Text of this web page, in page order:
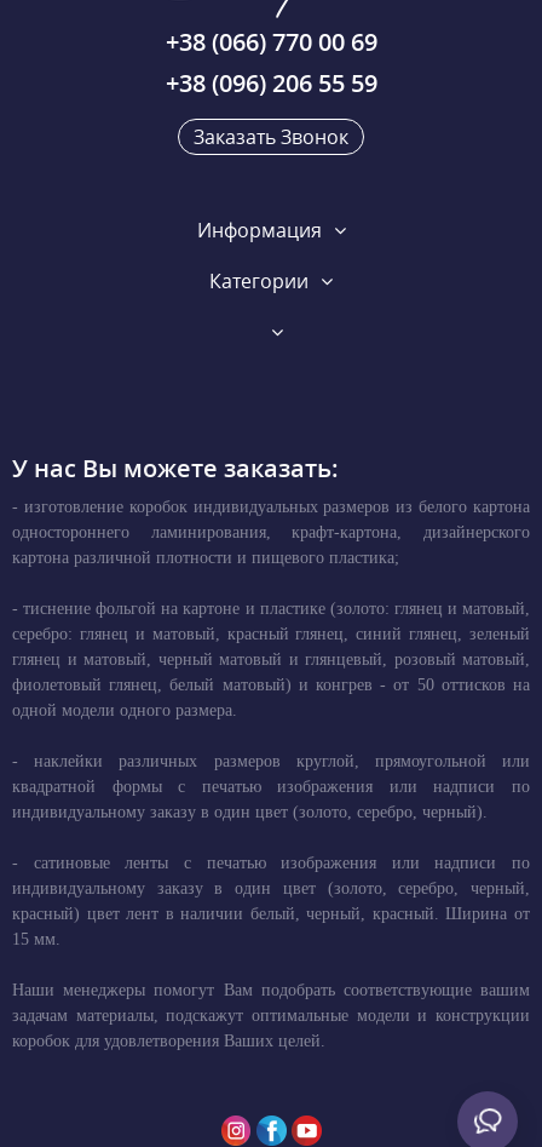
+38 (066) 770 00 69
+38 (096) 206 55 59
Заказать Звонок
Информация
Категории
У нас Вы можете заказать:
- изготовление коробок индивидуальных размеров из белого картона
одностороннего ламинирования, крафт-картона, дизайнерского
картона различной плотности и пищевого пластика;
- тиснение фольгой на картоне и пластике (золото: глянец и матовый,
серебро: глянец и матовый, красный глянец, синий глянец, зеленый
глянец и матовый, черный матовый и глянцевый, розовый матовый,
фиолетовый глянец, белый матовый) и конгрев - от 50 оттисков на
одной модели одного размера.
- наклейки различных размеров круглой, прямоугольной или
квадратной формы с печатью изображения или надписи по
индивидуальному заказу в один цвет (золото, серебро, черный).
- сатиновые ленты с печатью изображения или надписи по
индивидуальному заказу в один цвет (золото, серебро, черный,
красный) цвет лент в наличии белый, черный, красный. Ширина от
15 мм.
Наши менеджеры помогут Вам подобрать соответствующие вашим
задачам материалы, подскажут оптимальные модели и конструкции
коробок для удовлетворения Ваших целей.